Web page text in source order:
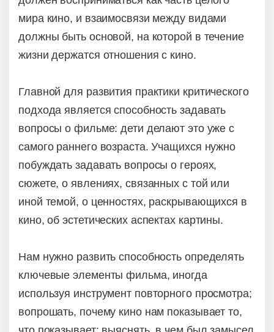
мира кино, и взаимосвязи между видами
должны быть основой, на которой в течение
жизни держатся отношения с кино.
Главной для развития практики критического
подхода является способность задавать
вопросы о фильме: дети делают это уже с
самого раннего возраста. Учащихся нужно
побуждать задавать вопросы о героях,
сюжете, о явлениях, связанных с той или
иной темой, о ценностях, раскрывающихся в
кино, об эстетических аспектах картины.
Нам нужно развить способность определять
ключевые элементы фильма, иногда
используя инструмент повторного просмотра;
вопрошать, почему кино нам показывает то,